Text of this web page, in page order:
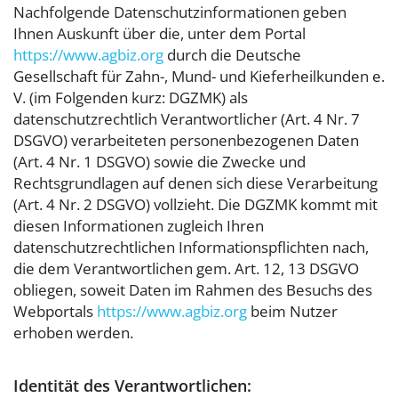
Nachfolgende Datenschutzinformationen geben
Ihnen Auskunft über die, unter dem Portal
https://www.agbiz.org durch die Deutsche
Gesellschaft für Zahn-, Mund- und Kieferheilkunden e.
V. (im Folgenden kurz: DGZMK) als
datenschutzrechtlich Verantwortlicher (Art. 4 Nr. 7
DSGVO) verarbeiteten personenbezogenen Daten
(Art. 4 Nr. 1 DSGVO) sowie die Zwecke und
Rechtsgrundlagen auf denen sich diese Verarbeitung
(Art. 4 Nr. 2 DSGVO) vollzieht. Die DGZMK kommt mit
diesen Informationen zugleich Ihren
datenschutzrechtlichen Informationspflichten nach,
die dem Verantwortlichen gem. Art. 12, 13 DSGVO
obliegen, soweit Daten im Rahmen des Besuchs des
Webportals https://www.agbiz.org beim Nutzer
erhoben werden.
Identität des Verantwortlichen: